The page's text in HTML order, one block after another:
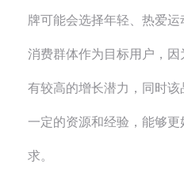
牌可能会选择年轻、热爱
消费群体作为目标用户，
有较高的增长潜力，同时
一定的资源和经验，能够
求。